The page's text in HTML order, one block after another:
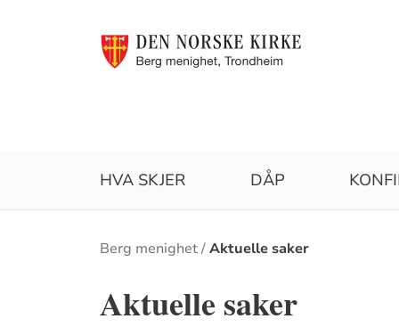
HVA SKJER DÅP
Brødsmulesti
Berg menighet Aktuelle saker
Aktuelle saker